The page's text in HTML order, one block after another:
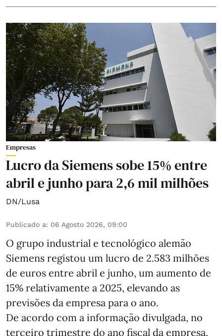
Empresas
Lucro da Siemens sobe 15% entre
abril e junho para 2,6 mil milhões
DN/Lusa
Publicado a: 06 Agosto 2026, 09:00
O grupo industrial e tecnológico alemão
Siemens registou um lucro de 2.583 milhões
de euros entre abril e junho, um aumento de
15% relativamente a 2025, elevando as
previsões da empresa para o ano.
De acordo com a informação divulgada, no
terceiro trimestre do ano fiscal da empresa,